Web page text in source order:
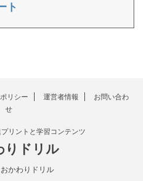
ト
リシー 運営者情報
お問い合わ
せ
リントと学習コンテンツ
りドリル
かわりドリル